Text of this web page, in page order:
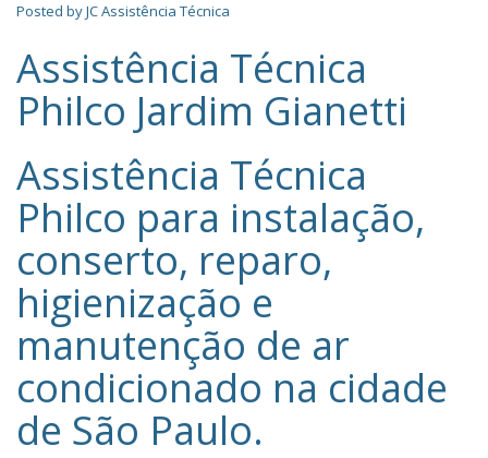
Posted byJC Assistência Técnica
Assistência Técnica
Philco Jardim Gianetti
Assistência Técnica
Philco‎ para instalação,
conserto, reparo,
higienização e
manutenção de ar
condicionado na cidade
de São Paulo.